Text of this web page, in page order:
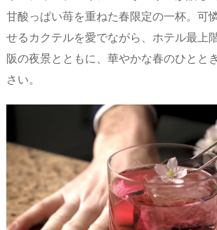
甘酸っぱい苺を重ねた春限定の一杯。可
せるカクテルを愛でながら、ホテル最上
阪の夜景とともに、華やかな春のひとと
さい。